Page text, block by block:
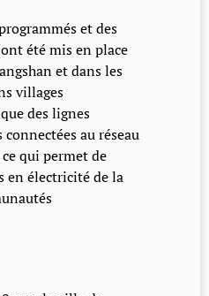
et des
été mis en place
et dans les
villages
des lignes
au réseau
qui permet de
en électricité de la